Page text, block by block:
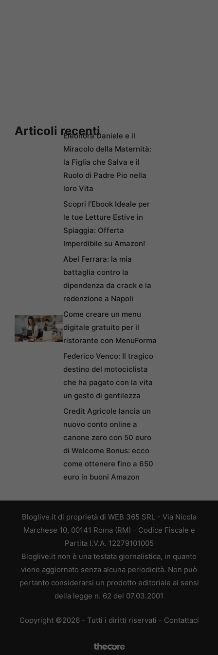
Articoli recentiEleonora Daniele e il
Miracolo della Maternità:
la Figlia che Salva e il
Ruolo di Padre Pio nella
loro Vita
Scopri l’Ebook Ideale per
le tue Letture Estive in
Spiaggia: Offerta
Imperdibile su Amazon!
Abel Ferrara: la mia
battaglia contro la
dipendenza da crack e la
redenzione a Napoli
Come creare un menu
digitale gratuito per il
ristorante con MenuForma
Federico Venco: Il tragico
destino del motociclista
che ha pagato con la vita
un gesto di gentilezza
Credit Agricole lancia un
nuovo conto online a
canone zero con 50 euro
di Welcome Bonus: ecco
come ottenere fino a 650
euro in buoni Amazon
Bloglive.it di proprietà di WEB 365 SRL - Via Nicola
Marchese 10, 00141 Roma (RM) - Codice Fiscale e
Partita I.V.A. 12279101005
Bloglive.it non è una testata giornalistica, in quanto
viene aggiornato senza alcuna periodicità. Non può
pertanto considerarsi un prodotto editoriale ai sensi
della legge n. 62 del 07.03.2001
Copyright ©2026 - Tutti i diritti riservati - Contattaci